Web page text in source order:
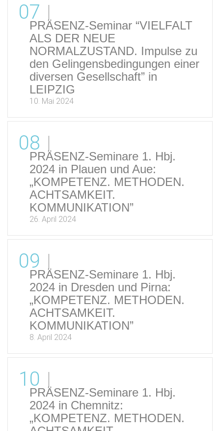
07
PRÄSENZ-Seminar “VIELFALT
ALS DER NEUE
NORMALZUSTAND. Impulse zu
den Gelingensbedingungen einer
diversen Gesellschaft” in
LEIPZIG
10. Mai 2024
08
PRÄSENZ-Seminare 1. Hbj.
2024 in Plauen und Aue:
„KOMPETENZ. METHODEN.
ACHTSAMKEIT.
KOMMUNIKATION”
26. April 2024
09
PRÄSENZ-Seminare 1. Hbj.
2024 in Dresden und Pirna:
„KOMPETENZ. METHODEN.
ACHTSAMKEIT.
KOMMUNIKATION”
8. April 2024
10
PRÄSENZ-Seminare 1. Hbj.
2024 in Chemnitz:
„KOMPETENZ. METHODEN.